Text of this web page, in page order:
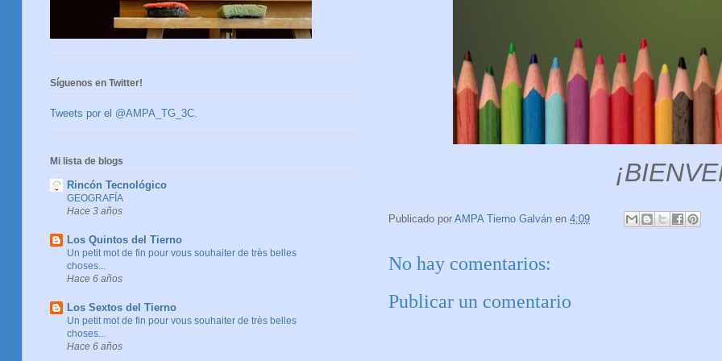
Publicado por AMPA Tierno Galván en 4:09
No hay comentarios:
Publicar un comentario
Síguenos en Twitter!
Tweets por el @AMPA_TG_3C.
Mi lista de blogs
Rincón Tecnológico
GEOGRAFÍA
Hace 3 años
Los Quintos del Tierno
Un petit mot de fin pour vous souhaiter de très belles
choses...
Hace 6 años
Los Sextos del Tierno
Un petit mot de fin pour vous souhaiter de très belles
choses...
Hace 6 años